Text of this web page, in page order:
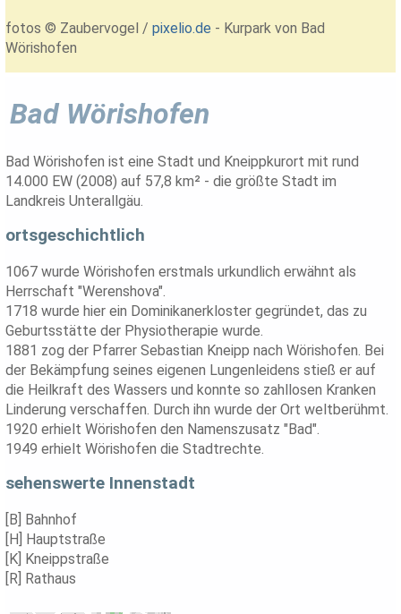
fotos © Zaubervogel /pixelio.de - Kurpark von Bad
Wörishofen
Bad Wörishofen
Bad Wörishofen ist eine Stadt und Kneippkurort mit rund
14.000 EW (2008) auf 57,8 km² - die größte Stadt im
Landkreis Unterallgäu.
ortsgeschichtlich
1067 wurde Wörishofen erstmals urkundlich erwähnt als
Herrschaft "Werenshova".
1718 wurde hier ein Dominikanerkloster gegründet, das zu
Geburtsstätte der Physiotherapie wurde.
1881 zog der Pfarrer Sebastian Kneipp nach Wörishofen. Bei
der Bekämpfung seines eigenen Lungenleidens stieß er auf
die Heilkraft des Wassers und konnte so zahllosen Kranken
Linderung verschaffen. Durch ihn wurde der Ort weltberühmt.
1920 erhielt Wörishofen den Namenszusatz "Bad".
1949 erhielt Wörishofen die Stadtrechte.
sehenswerte Innenstadt
[B] Bahnhof
[H] Hauptstraße
[K] Kneippstraße
[R] Rathaus